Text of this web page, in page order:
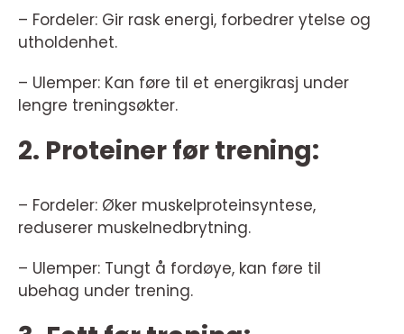
– Fordeler: Gir rask energi, forbedrer ytelse og
utholdenhet.
– Ulemper: Kan føre til et energikrasj under
lengre treningsøkter.
2. Proteiner før trening:
– Fordeler: Øker muskelproteinsyntese,
reduserer muskelnedbrytning.
– Ulemper: Tungt å fordøye, kan føre til
ubehag under trening.